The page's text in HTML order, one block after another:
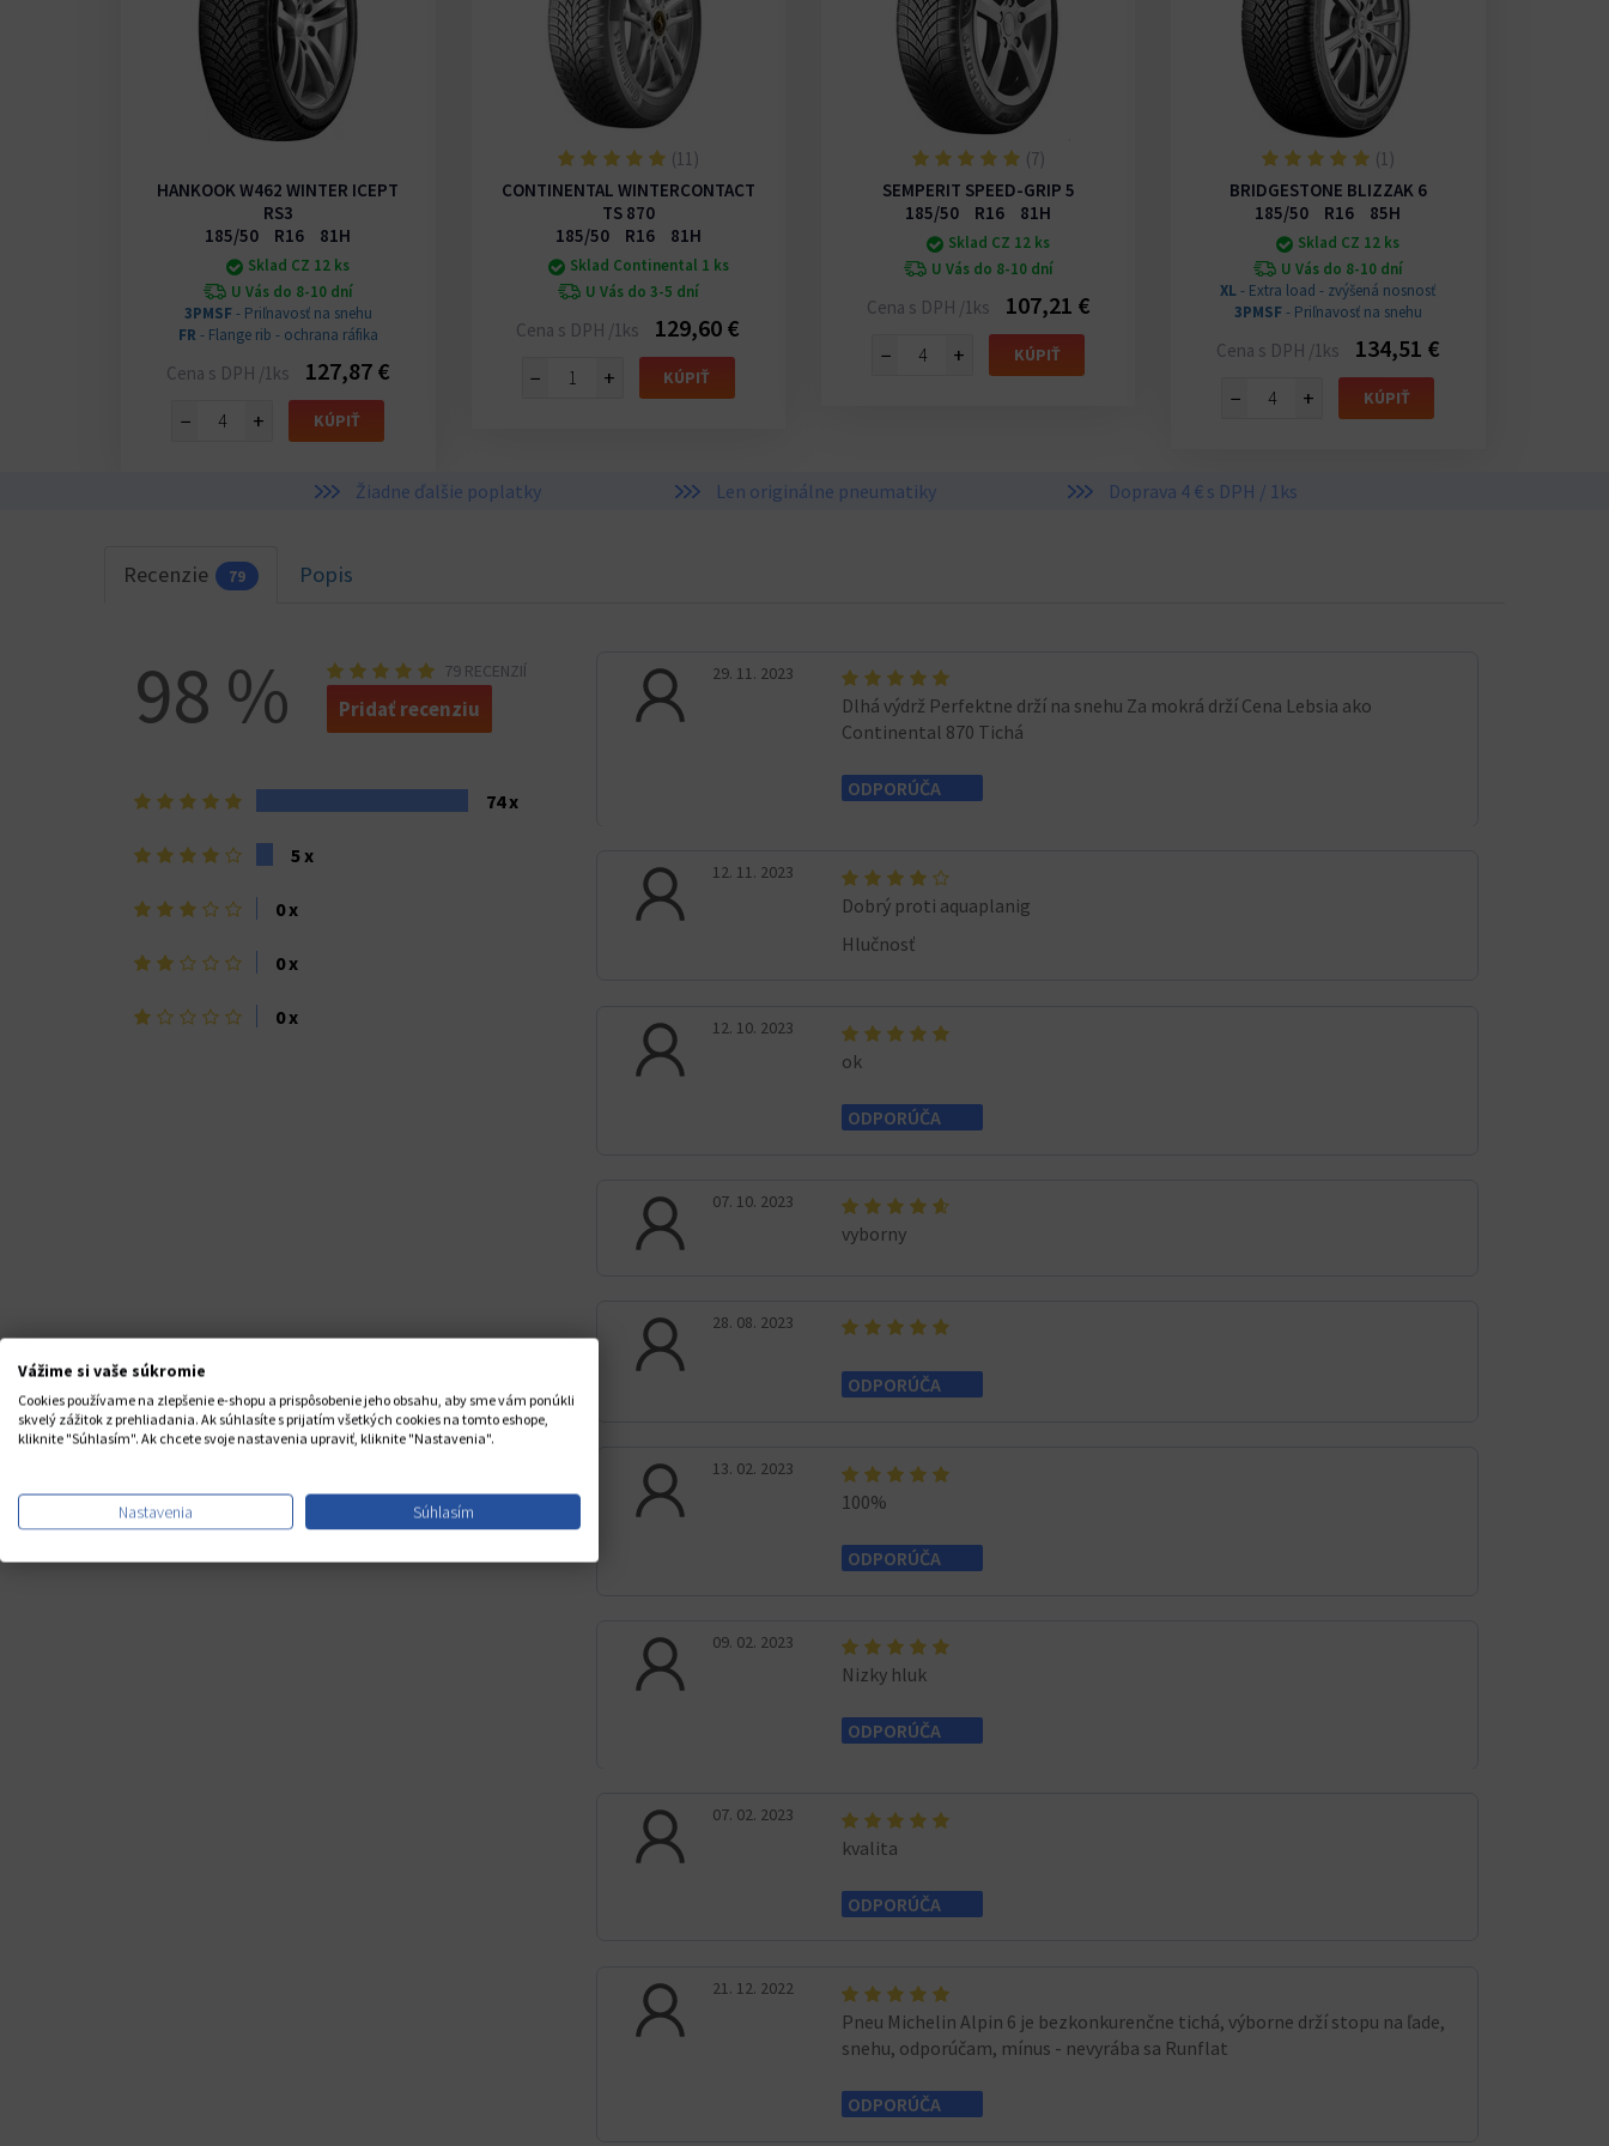
HANKOOK W462 WINTER ICEPT
RS3
185/50 R16 81H
Sklad CZ 12 ks
U Vás do 8-10 dní
3PMSF- Priľnavosť na snehu
FR - Flange rib - ochrana ráfika
Cena s DPH /1ks 127,87 €
− + KÚPIŤ
(11)
CONTINENTAL WINTERCONTACT
TS 870
185/50 R16 81H
Sklad Continental 1 ks
U Vás do 3-5 dní
Cena s DPH /1ks 129,60 €
− + KÚPIŤ
(7)
SEMPERIT SPEED-GRIP 5
185/50 R16 81H
Sklad CZ 12 ks
U Vás do 8-10 dní
Cena s DPH /1ks 107,21 €
− + KÚPIŤ
(1)
BRIDGESTONE BLIZZAK 6
185/50 R16 85H
Sklad CZ 12 ks
U Vás do 8-10 dní
XL- Extra load - zvýšená nosnosť
3PMSF- Priľnavosť na snehu
Cena s DPH /1ks 134,51 €
− + KÚPIŤ
Žiadne ďalšie poplatky Len originálne pneumatiky Doprava 4 € s DPH / 1ks
Recenzie 79 Popis
98 % 79 RECENZIÍ
Pridať recenziu
5
74 x
4
5 x
3
0 x
2
0 x
1
0 x
29. 11. 2023
Dlhá výdrž Perfektne drží na snehu Za mokrá drží Cena Lebsia ako
Continental 870 Tichá
ODPORÚČA
12. 11. 2023
Dobrý proti aquaplanig
Hlučnosť
12. 10. 2023
ok
ODPORÚČA
07. 10. 2023
vyborny
28. 08. 2023
ODPORÚČA
13. 02. 2023
100%
ODPORÚČA
09. 02. 2023
Nizky hluk
ODPORÚČA
07. 02. 2023
kvalita
ODPORÚČA
21. 12. 2022
Pneu Michelin Alpin 6 je bezkonkurenčne tichá, výborne drží stopu na ľade,
snehu, odporúčam, mínus - nevyrába sa Runflat
ODPORÚČA
Vážime si vaše súkromie
Cookies používame na zlepšenie e-shopu a prispôsobenie jeho obsahu, aby sme vám ponúkli
skvelý zážitok z prehliadania. Ak súhlasíte s prijatím všetkých cookies na tomto eshope,
kliknite "Súhlasím". Ak chcete svoje nastavenia upraviť, kliknite "Nastavenia".
Nastavenia Súhlasím